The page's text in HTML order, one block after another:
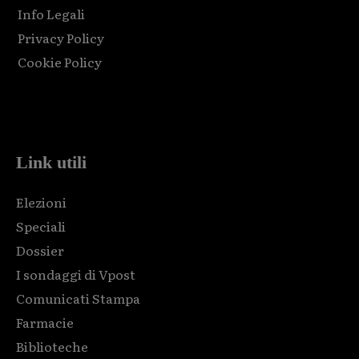
Info Legali
Privacy Policy
Cookie Policy
Link utili
Elezioni
Speciali
Dossier
I sondaggi di Vpost
Comunicati Stampa
Farmacie
Biblioteche